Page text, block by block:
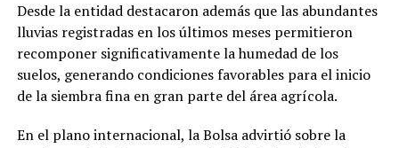
Desde la entidad destacaron además que las abundantes
lluvias registradas en los últimos meses permitieron
recomponer significativamente la humedad de los
suelos, generando condiciones favorables para el inicio
de la siembra fina en gran parte del área agrícola.
En el plano internacional, la Bolsa advirtió sobre la